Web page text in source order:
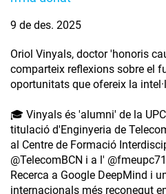
9 de des. 2025
Oriol Vinyals, doctor 'honoris
comparteix reflexions sobre el
oportunitats que ofereix la
🎓 Vinyals és 'alumni' de la
titulació d'Enginyeria de
al Centre de Formació
‪@TelecomBCN‬ i a l'
Recerca a Google DeepMind i
internacionals més reconegut